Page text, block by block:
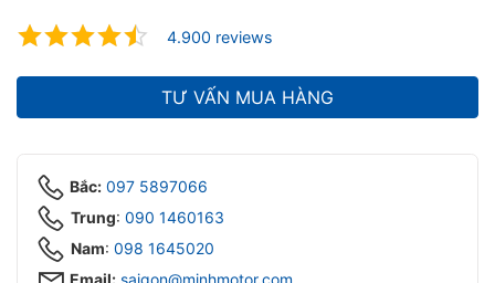
4.900 reviews
TƯ VẤN MUA HÀNG
Bắc: 097 5897066
Trung: 090 1460163
Nam: 098 1645020‬
Email: saigon@minhmotor.com